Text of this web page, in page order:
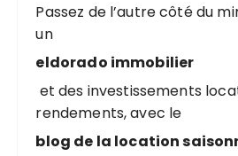
p
o
u
:
Passez de l’autre côté du
un
eldorado immobilier
et des investissements
rendements, avec le
blog de la location